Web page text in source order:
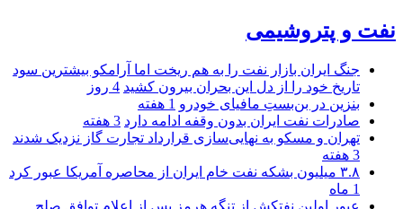
نفت و پتروشیمی
جنگ ایران بازار نفت را به هم ریخت اما آرامکو بیشترین سود
تاریخ خود را از دل این بحران بیرون کشید 4 روز
بنزین در بن‌بستِ مافیای خودرو 1 هفته
صادرات نفت ایران بدون وقفه ادامه دارد 3 هفته
تهران و مسکو به نهایی‌سازی قرارداد تجارت گاز نزدیک شدند
3 هفته
۳.۸ میلیون بشکه نفت خام ایران از محاصره آمریکا عبور کرد
1 ماه
عبور اولین نفتکش از تنگه هرمز پس از اعلام توافق صلح